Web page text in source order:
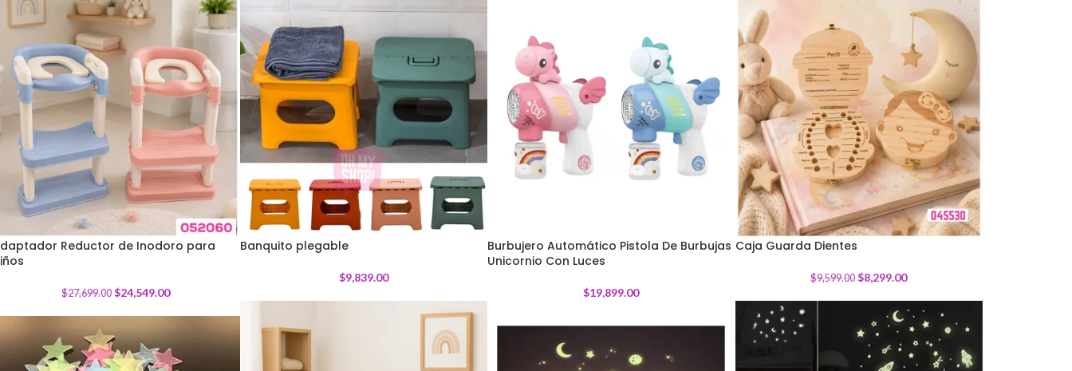
11%
Reductor de Inodoro para
$27,699.00 $24,549.00
Banquito plegable
$9,839.00
Burbujero Automático Pistola De Burbujas
Unicornio Con Luces
$19,899.00
Caja Guarda Dientes
$9,599.00 $8,299.00